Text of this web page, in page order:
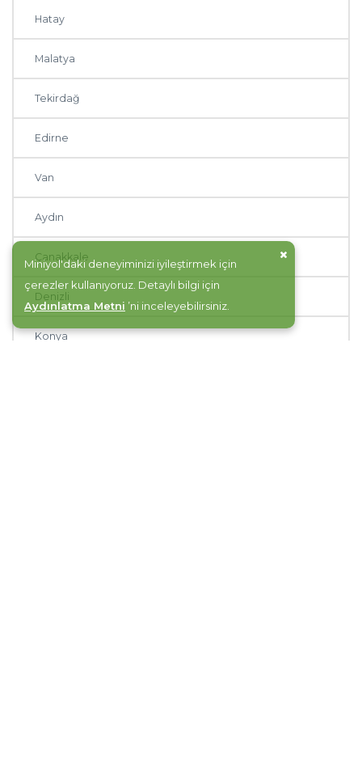
Hatay
Malatya
Tekirdağ
Edirne
Van
Aydın
Çanakkale
Denizli
Konya
Miniyol'daki deneyiminizi iyileştirmek için
çerezler kullanıyoruz. Detaylı bilgi için
Aydınlatma Metni ’ni inceleyebilirsiniz.